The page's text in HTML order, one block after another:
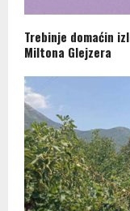
Trebinje domaćin
Miltona Glejzera